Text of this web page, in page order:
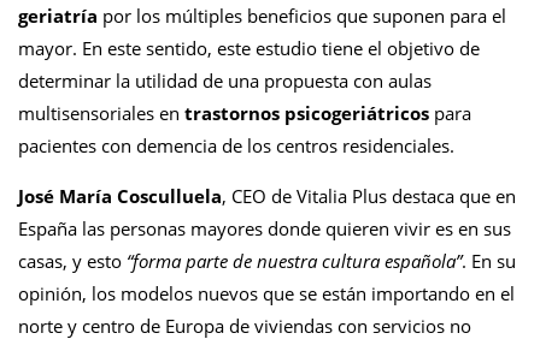
geriatría por los múltiples beneficios que suponen para el
mayor. En este sentido, este estudio tiene el objetivo de
determinar la utilidad de una propuesta con aulas
multisensoriales en trastornos psicogeriátricos para
pacientes con demencia de los centros residenciales.
José María Cosculluela, CEO de Vitalia Plus destaca que en
España las personas mayores donde quieren vivir es en sus
casas, y esto “forma parte de nuestra cultura española”. En su
opinión, los modelos nuevos que se están importando en el
norte y centro de Europa de viviendas con servicios no